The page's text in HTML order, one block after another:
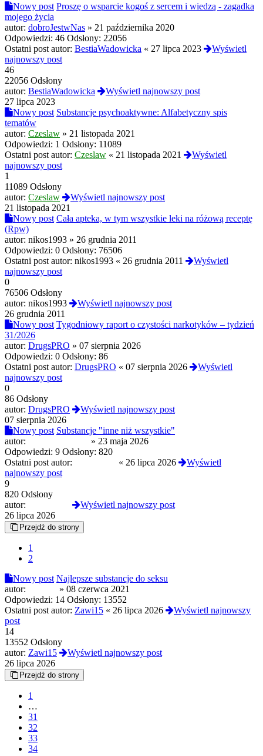
Nowy post Proszę o wsparcie kogoś z sercem i wiedzą - zagadka
mojego życia
autor: dobroJestwNas » 21 października 2020
Odpowiedzi: 46 Odsłony: 22056
Ostatni post autor: BestiaWadowicka « 27 lipca 2023
Wyświetl
najnowszy post
46
22056 Odsłony
autor: BestiaWadowicka
Wyświetl najnowszy post
27 lipca 2023
Nowy post Substancje psychoaktywne: Alfabetyczny spis
tematów
autor: Czeslaw » 21 listopada 2021
Odpowiedzi: 1 Odsłony: 11089
Ostatni post autor: Czeslaw « 21 listopada 2021
Wyświetl
najnowszy post
1
11089 Odsłony
autor: Czeslaw
Wyświetl najnowszy post
21 listopada 2021
Nowy post Cała apteka, w tym wszystkie leki na różową receptę
(Rpw)
autor: nikos1993 » 26 grudnia 2011
Odpowiedzi: 0 Odsłony: 76506
Ostatni post autor: nikos1993 « 26 grudnia 2011
Wyświetl
najnowszy post
0
76506 Odsłony
autor: nikos1993
Wyświetl najnowszy post
26 grudnia 2011
Nowy post Tygodniowy raport o czystości narkotyków – tydzień
31/2026
autor: DrugsPRO » 07 sierpnia 2026
Odpowiedzi: 0 Odsłony: 86
Ostatni post autor: DrugsPRO « 07 sierpnia 2026
Wyświetl
najnowszy post
0
86 Odsłony
autor: DrugsPRO
Wyświetl najnowszy post
07 sierpnia 2026
Nowy post Substancje "inne niż wszystkie"
autor:
» 23 maja 2026
Odpowiedzi: 9 Odsłony: 820
Ostatni post autor:
« 26 lipca 2026
Wyświetl
najnowszy post
9
820 Odsłony
autor:
Wyświetl najnowszy post
26 lipca 2026
Przejdź do strony
1
2
Nowy post Najlepsze substancje do seksu
autor:
» 08 czerwca 2021
Odpowiedzi: 14 Odsłony: 13552
Ostatni post autor: Zawi15 « 26 lipca 2026
Wyświetl najnowszy
post
14
13552 Odsłony
autor: Zawi15
Wyświetl najnowszy post
26 lipca 2026
Przejdź do strony
1
…
31
32
33
34